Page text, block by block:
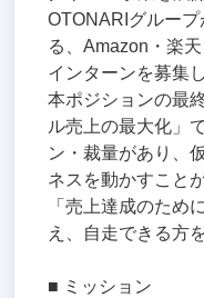
OTONARIグルー
る、Amazon・楽
インターンを募集
本ポジションの最
ル売上の最大化」
ン・裁量があり、
ネスを動かすこと
「売上達成のため
え、自走できる方
■ ミッション